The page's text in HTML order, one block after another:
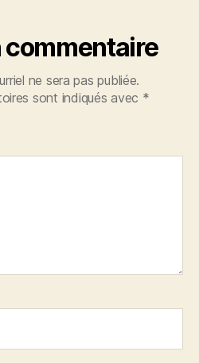
commentaire
ne sera pas publiée.
sont indiqués avec *